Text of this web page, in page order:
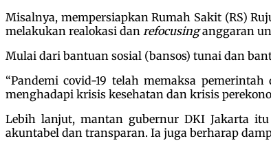
Misalnya, mempersiapkan Rumah Sakit (RS)
melakukan realokasi dan refocusinganggaran
Mulai dari bantuan sosial (bansos) tunai dan
“Pandemi covid-19 telah memaksa
menghadapi krisis kesehatan dan krisis
Lebih lanjut, mantan gubernur DKI Jakarta
akuntabel dan transparan. Ia juga berharap